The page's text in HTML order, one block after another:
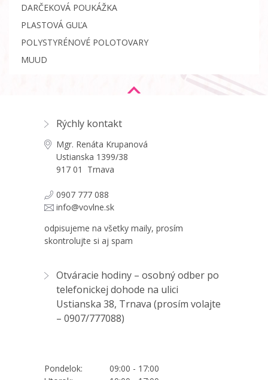
DARČEKOVÁ POUKÁŽKA
PLASTOVÁ GUĽA
POLYSTYRÉNOVÉ POLOTOVARY
MUUD
Rýchly kontakt
Mgr. Renáta Krupanová
Ustianska 1399/38
917 01 Trnava
0907 777 088
info@vovlne.sk
odpisujeme na všetky maily, prosím
skontrolujte si aj spam
Otváracie hodiny – osobný odber po
telefonickej dohode na ulici
Ustianska 38, Trnava (prosím volajte
– 0907/777088)
Pondelok:
09:00 - 17:00